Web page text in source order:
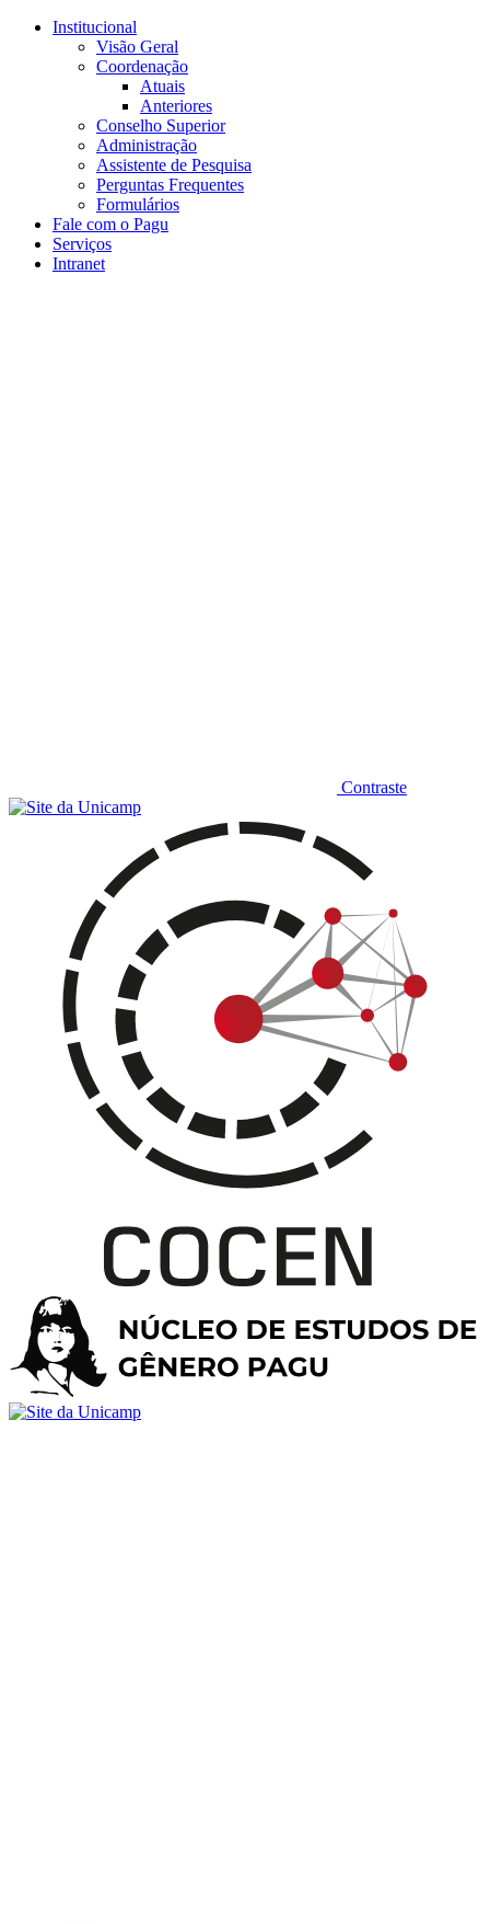
Conteúdo principal
Institucional
Visão Geral
Coordenação
Atuais
Anteriores
Conselho Superior
Administração
Assistente de Pesquisa
Perguntas Frequentes
Formulários
Fale com o Pagu
Serviços
Intranet
Contraste